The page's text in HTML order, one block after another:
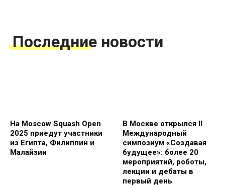
Последние новости
На Moscow Squash Open
2025 приедут участники
из Египта, Филиппин и
Малайзии
В Москве открылся II
Международный
симпозиум «Создавая
будущее»: более 20
мероприятий, роботы,
лекции и дебаты в
первый день